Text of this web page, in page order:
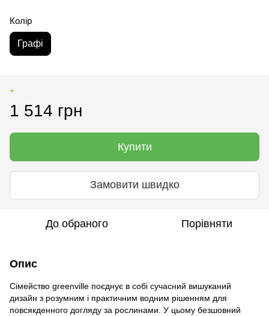
Колір
Графі
+
1 514 грн
Купити
Замовити швидко
До обраного Порівняти
Опис
Сімейство greenville поєднує в собі сучасний вишуканий
дизайн з розумним і практичним водним рішенням для
повсякденного догляду за рослинами. У цьому безшовний